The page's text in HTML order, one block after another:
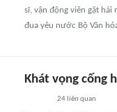
sĩ, vận động viên gặt
đua yêu nước Bộ Văn
Khát vọng cống
24liên quan